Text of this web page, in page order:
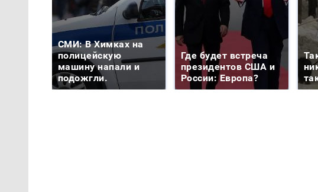
СМИ: В Химках на
полицейскую
машину напали и
подожгли.
Где будет встреча
президентов США и
России: Европа?